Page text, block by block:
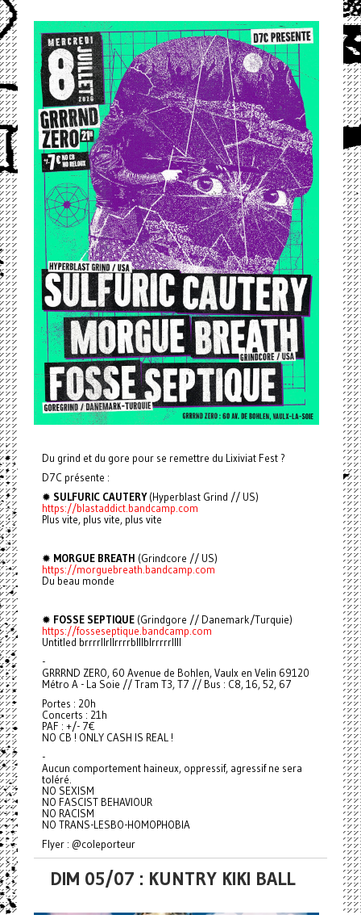
Du grind et du gore pour se remettre du Lixiviat Fest ?
D7C présente :
✹ SULFURIC CAUTERY(Hyperblast Grind // US)
https://blastaddict.bandcamp.com
Plus vite, plus vite, plus vite
✹ MORGUE BREATH (Grindcore // US)
https://morguebreath.bandcamp.com
Du beau monde
✹ FOSSE SEPTIQUE(Grindgore // Danemark/Turquie)
https://fosseseptique.bandcamp.com
Untitled brrrrllrllrrrrblllblrrrrrllll
-
GRRRND ZERO, 60 Avenue de Bohlen, Vaulx en Velin 69120
Métro A - La Soie // Tram T3, T7 // Bus : C8, 16, 52, 67
Portes : 20h
Concerts : 21h
PAF : +/- 7€
NO CB ! ONLY CASH IS REAL !
-
Aucun comportement haineux, oppressif, agressif ne sera
toléré.
NO SEXISM
NO FASCIST BEHAVIOUR
NO RACISM
NO TRANS-LESBO-HOMOPHOBIA
Flyer : @coleporteur
DIM 05/07 : KUNTRY KIKI BALL